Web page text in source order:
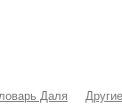
Даля